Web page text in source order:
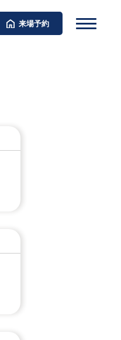
来場予約